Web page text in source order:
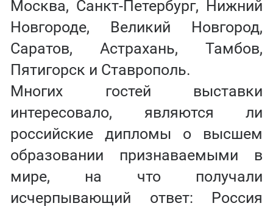
Москва, Санкт-Петербург, Нижний
Новгороде, Великий Новгород,
Саратов, Астрахань, Тамбов,
Пятигорск и Ставрополь.
Многих гостей выставки
интересовало, являются ли
российские дипломы о высшем
образовании признаваемыми в
мире, на что получали
исчерпывающий ответ: Россия